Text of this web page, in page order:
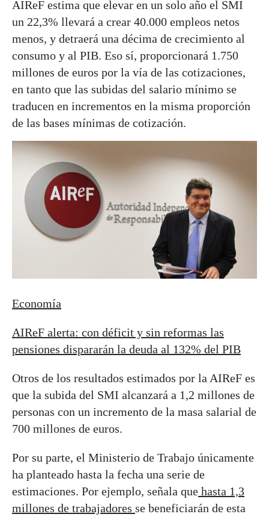
AIReF estima que elevar en un solo año el SMI
un 22,3% llevará a crear 40.000 empleos netos
menos, y detraerá una décima de crecimiento al
consumo y al PIB. Eso sí, proporcionará 1.750
millones de euros por la vía de las cotizaciones,
en tanto que las subidas del salario mínimo se
traducen en incrementos en la misma proporción
de las bases mínimas de cotización.
Economía
AIReF alerta: con déficit y sin reformas las
pensiones dispararán la deuda al 132% del PIB
Otros de los resultados estimados por la AIReF es
que la subida del SMI alcanzará a 1,2 millones de
personas con un incremento de la masa salarial de
700 millones de euros.
Por su parte, el Ministerio de Trabajo únicamente
ha planteado hasta la fecha una serie de
estimaciones. Por ejemplo, señala que hasta 1,3
millones de trabajadores se beneficiarán de esta